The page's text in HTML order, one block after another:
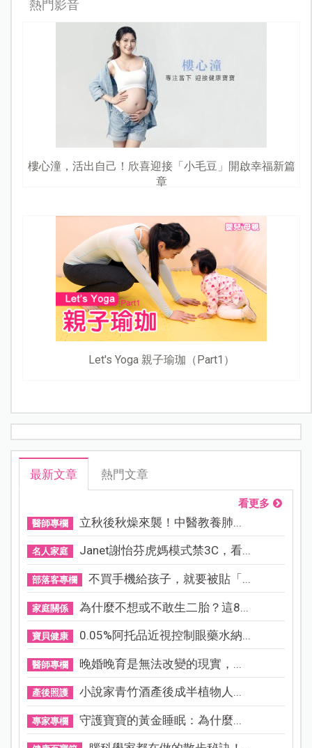
熱門影音
樓心潼，活出自己！欣喜迎接「小毛豆」開啟幸福新篇
章
Let's Yoga 親子瑜珈（Part1）
最新文章 熱門文章
看更多
醫師專欄 立秋後秋燥來襲！中醫教養肺...
名人家庭 Janet謝怡芬虎媽模式禁3C，看...
部落客專欄 不買手機給孩子，就要被貼「...
家庭關係 為什麼不想或不敢生二胎？這8...
寶貝健康 0.05%阿托品近視控制眼藥水納...
醫師專欄 晚婚晚育是無法改變的現實，...
產後照護 小說家青竹酒產後成半植物人...
專家專欄 守護寶寶的黃金睡眠：為什麼...